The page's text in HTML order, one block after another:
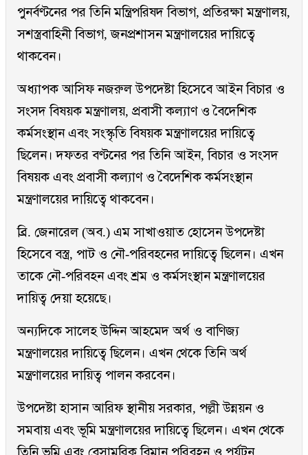
পুনর্বণ্টনের পর তিনি মন্ত্রিপরিষদ বিভাগ, প্রতিরক্ষা মন্ত্রণালয়,
সশস্ত্রবাহিনী বিভাগ, জনপ্রশাসন মন্ত্রণালয়ের দায়িত্বে
থাকবেন।
অধ্যাপক আসিফ নজরুল উপদেষ্টা হিসেবে আইন বিচার ও
সংসদ বিষয়ক মন্ত্রণালয়, প্রবাসী কল্যাণ ও বৈদেশিক
কর্মসংস্থান এবং সংস্কৃতি বিষয়ক মন্ত্রণালয়ের দায়িত্বে
ছিলেন। দফতর বণ্টনের পর তিনি আইন, বিচার ও সংসদ
বিষয়ক এবং প্রবাসী কল্যাণ ও বৈদেশিক কর্মসংস্থান
মন্ত্রণালয়ের দায়িত্বে থাকবেন।
ব্রি. জেনারেল (অব.) এম সাখাওয়াত হোসেন উপদেষ্টা
হিসেবে বস্ত্র, পাট ও নৌ-পরিবহনের দায়িত্বে ছিলেন। এখন
তাকে নৌ-পরিবহন এবং শ্রম ও কর্মসংস্থান মন্ত্রণালয়ের
দায়িত্ব দেয়া হয়েছে।
অন্যদিকে সালেহ উদ্দিন আহমেদ অর্থ ও বাণিজ্য
মন্ত্রণালয়ের দায়িত্বে ছিলেন। এখন থেকে তিনি অর্থ
মন্ত্রণালয়ের দায়িত্ব পালন করবেন।
উপদেষ্টা হাসান আরিফ স্থানীয় সরকার, পল্লী উন্নয়ন ও
সমবায় এবং ভূমি মন্ত্রণালয়ের দায়িত্বে ছিলেন। এখন থেকে